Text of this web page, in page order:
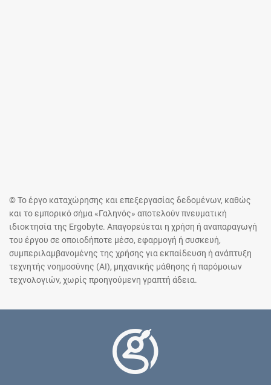
© Το έργο καταχώρησης και επεξεργασίας δεδομένων, καθώς
και το εμπορικό σήμα «Γαληνός» αποτελούν πνευματική
ιδιοκτησία της Ergobyte. Απαγορεύεται η χρήση ή αναπαραγωγή
του έργου σε οποιοδήποτε μέσο, εφαρμογή ή συσκευή,
συμπεριλαμβανομένης της χρήσης για εκπαίδευση ή ανάπτυξη
τεχνητής νοημοσύνης (AI), μηχανικής μάθησης ή παρόμοιων
τεχνολογιών, χωρίς προηγούμενη γραπτή άδεια.